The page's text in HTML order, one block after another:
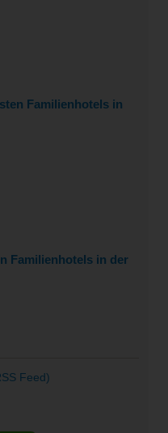
Familienhotels in
Familienhotels in der
Feed)